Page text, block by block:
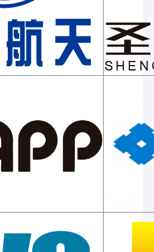
επαρχία Jintan το 2015. The
scale and advanced
its brand influence and become
forefront of China with
in China's extrusion lamination
κόστος λειτουργίας.και στη
κάθε υψηλότερες
με αποτέλεσμα αξεπέραστη
έχει ως αποτέλεσμα την
ταχύτερο ρυθμό εκτέλεσης,
σπατάλη, λιγότερο